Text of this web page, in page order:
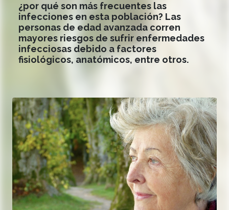
¿por qué son más frecuentes las
infecciones en esta población? Las
personas de edad avanzada corren
mayores riesgos de sufrir enfermedades
infecciosas debido a factores
fisiológicos, anatómicos, entre otros.